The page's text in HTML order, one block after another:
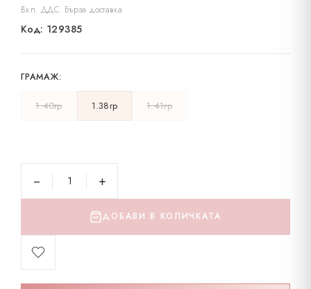
Вкл. ДДС. Бърза доставка
Код: 129385
ГРАМАЖ:
1.40гр 1.38гр 1.41гр
− +
ДОБАВИ В КОЛИЧКАТА